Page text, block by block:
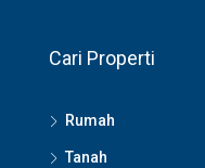
Cari Properti
Rumah
Tanah